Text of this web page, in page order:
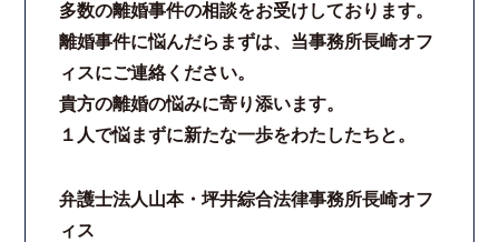
多数の離婚事件の相談をお受けしております。
離婚事件に悩んだらまずは、当事務所長崎オフ
ィスにご連絡ください。
貴方の離婚の悩みに寄り添います。
１人で悩まずに新たな一歩をわたしたちと。
弁護士法人山本・坪井綜合法律事務所長崎オフ
ィス